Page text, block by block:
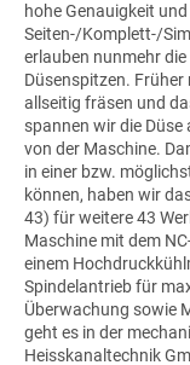
hohe Genauigkeit
Seiten-/Komplett-/
erlauben nunmehr
Düsenspitzen.
allseitig fräsen und
spannen wir die
von der Maschine.
in einer bzw.
können, haben wir
43) für weitere 43
Maschine mit dem
einem
Spindelantrieb für
Überwachung sowie
geht es in der
Heisskanaltechnik